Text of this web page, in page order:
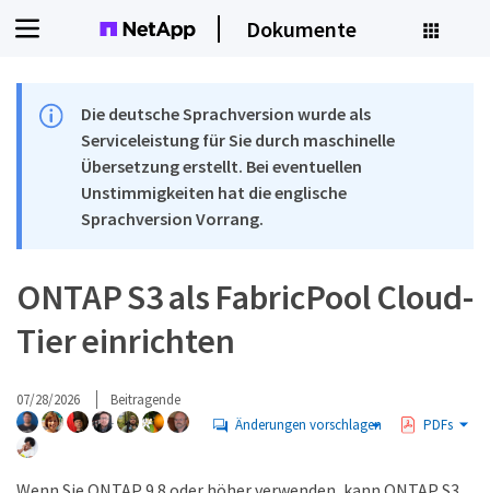
Dokumente
Die deutsche Sprachversion wurde als
Serviceleistung für Sie durch maschinelle
Übersetzung erstellt. Bei eventuellen
Unstimmigkeiten hat die englische
Sprachversion Vorrang.
ONTAP S3 als FabricPool Cloud-
Tier einrichten
07/28/2026
Beitragende
Änderungen vorschlagen
PDFs